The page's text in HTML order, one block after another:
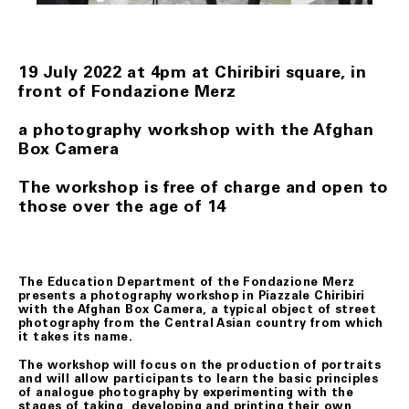
Il Cliente, se assente al momento della consegna,
troverà un messaggio di avviso di mancata consegna con
consegna non vada a buon fine, Fondazione Merz, se
informato al riguardo dal corriere, previo contatto col
ART. 7 DIRITTO DI RECESSO
(14) giorni lavorativi a far data dal giorno del ricevimento
degli stessi.
Ai fini della scadenza del termine suindicato, il/i
prodotto/i si intendono restituiti nel momento in cui
vengono consegnati al corriere.
I prodotti oggetto del recesso viaggiano a rischio del
Cliente. Qualora pervengano danneggiati a Fondazione
Merz, quest’ultimo gliene darà comunicazione allo scopo
19 July 2022 at 4pm at Chiribiri square, in
front of Fondazione Merz
a photography workshop with the Afghan
Box Camera
The workshop is free of charge and open to
those over the age of 14
The Education Department of the Fondazione Merz
presents a photography workshop in Piazzale Chiribiri
with the Afghan Box Camera, a typical object of street
photography from the Central Asian country from which
it takes its name.
The workshop will focus on the production of portraits
and will allow participants to learn the basic principles
of analogue photography by experimenting with the
stages of taking, developing and printing their own